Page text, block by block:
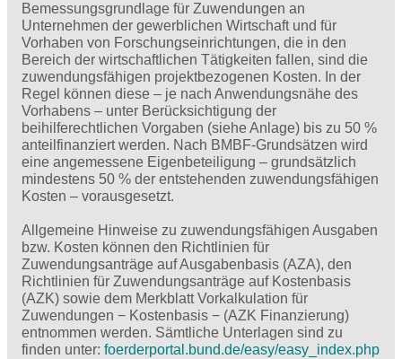
Bemessungsgrundlage für Zuwendungen an
Unternehmen der gewerblichen Wirtschaft und für
Vorhaben von Forschungseinrichtungen, die in den
Bereich der wirtschaftlichen Tätigkeiten fallen, sind die
zuwendungsfähigen projektbezogenen Kosten. In der
Regel können diese – je nach Anwendungsnähe des
Vorhabens – unter Berücksichtigung der
beihilferechtlichen Vorgaben (siehe Anlage) bis zu 50 %
anteilfinanziert werden. Nach BMBF-Grundsätzen wird
eine angemessene Eigenbeteiligung – grundsätzlich
mindestens 50 % der entstehenden zuwendungsfähigen
Kosten – vorausgesetzt.
Allgemeine Hinweise zu zuwendungsfähigen Ausgaben
bzw. Kosten können den Richtlinien für
Zuwendungsanträge auf Ausgabenbasis (AZA), den
Richtlinien für Zuwendungsanträge auf Kostenbasis
(AZK) sowie dem Merkblatt Vorkalkulation für
Zuwendungen − Kostenbasis − (AZK Finanzierung)
entnommen werden. Sämtliche Unterlagen sind zu
finden unter: foerderportal.bund.de/easy/easy_index.php